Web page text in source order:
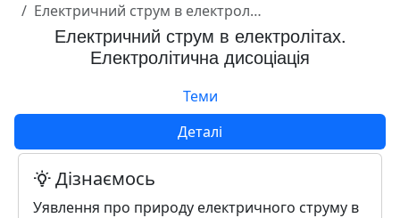
Електричний струм в електролітах. Електролітична дисоціація
Електричний струм в електролітах.
Електролітична дисоціація
Теми
Деталі
Дізнаємось
Уявлення про природу електричного струму в